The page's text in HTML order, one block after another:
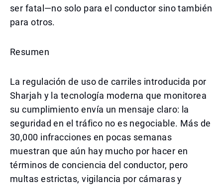
ser fatal—no solo para el conductor sino también
para otros.
Resumen
La regulación de uso de carriles introducida por
Sharjah y la tecnología moderna que monitorea
su cumplimiento envía un mensaje claro: la
seguridad en el tráfico no es negociable. Más de
30,000 infracciones en pocas semanas
muestran que aún hay mucho por hacer en
términos de conciencia del conductor, pero
multas estrictas, vigilancia por cámaras y